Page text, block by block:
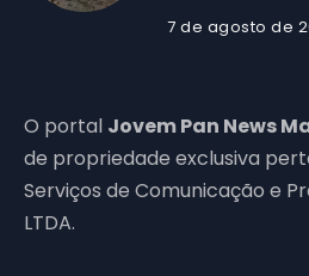
7 de agosto de
O portal Jovem Pan News
de propriedade exclusiva
Serviços de Comunicação e
LTDA.